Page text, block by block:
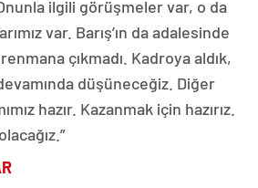
ilgili görüşmeler var, o da
var. Barış’ın da adalesinde
çıkmadı. Kadroya aldık,
düşüneceğiz. Diğer
hazır. Kazanmak için hazırız.